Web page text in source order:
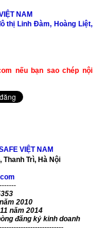
NAM
thị Linh Đàm, Hoàng Liệt,
nếu bạn sao chép nội
VIỆT NAM
Trì, Hà Nội
2010
năm 2014
đăng ký kinh doanh